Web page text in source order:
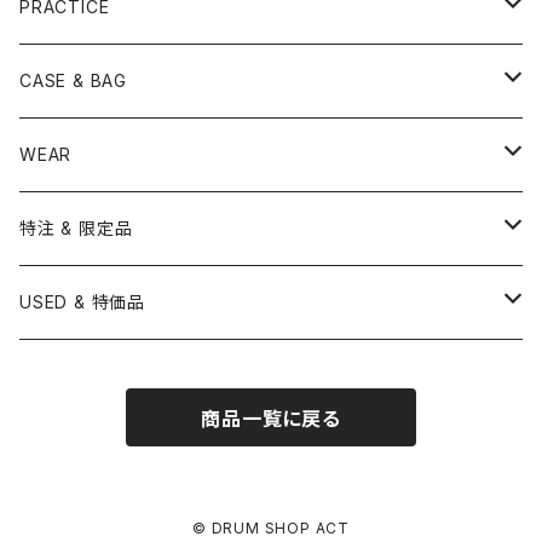
LUDWIG
GRETSCH
ISTANBUL MEHMET
BEATER
STICK
DRUM STICK
MARCHING STICK
ELECTRICK DRUM
DJEMBE
DARBUKA
PANDEIRO
TAMBORIM
HAND PAN
TAMBOURINE
SUSPENDED CYMBAL
小物楽器
TAMBORIN
TRAIANGLE
STICK
MALLET
MARIMBA
VIBRAPHONE
楽譜
打楽器ソロ
GONG
EVANS
TOM HEAD
6" HEAD
8" HEAD
BASS DRUM HEAD
18" HEAD
20" HEAD
OTHER HEAD
Cymbal Stands
Boom Stand
Straight Stand
Snare Stands
Hi-Hat Stands
Drum Pedals
Single Pedal
Hadware Kits
Clamps&Attachment
PRACTICE
CYMBAL
PAD
BOOK ＆ MOVIE
Rhythm & Drums magazine
CASE & BAG
STICK BAG
Link of Happiness
CYMBAL CASE
PERCUSSION CASE
ACCESSORY
WEAR
BURR FINE COFFEE
HI-HAT
特注 & 限定品
ZIldjian 選定シンバル
2024年Pearl台湾ファクトリーツアー記念品
2024年トルコツアーシンバル
USED & 特価品
商品一覧に戻る
© DRUM SHOP ACT